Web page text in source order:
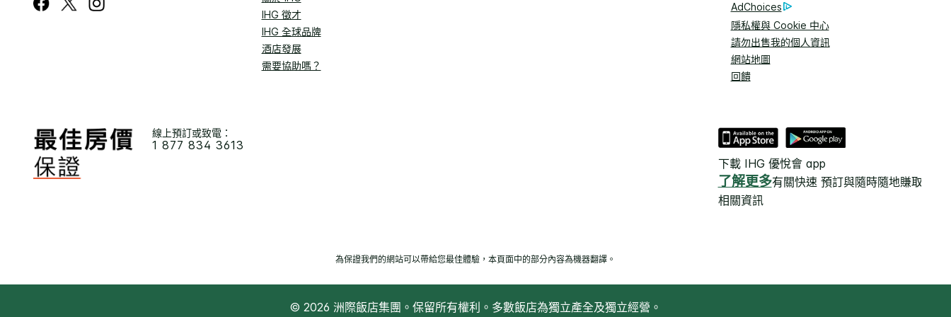
IHG 徵才
IHG 全球品牌
酒店發展
需要協助嗎？
AdChoices
隱私權與 Cookie 中心
請勿出售我的個人資訊
網站地圖
回饋
線上預訂或致電：
1 877 834 3613
下載 IHG 優悅會 app
了解更多有關快速 預訂與隨時隨地賺取獎勵
相關資訊
為保證我們的網站可以帶給您最佳體驗，本頁面中的部分內容為機器翻譯。
© 2026 洲際飯店集團。保留所有權利。多數飯店為獨立產全及獨立經營。